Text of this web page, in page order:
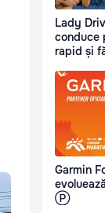
Lady
conduce
rapid și
Garmin
Ⓟ